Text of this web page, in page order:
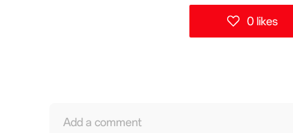
0 likes
Add a comment